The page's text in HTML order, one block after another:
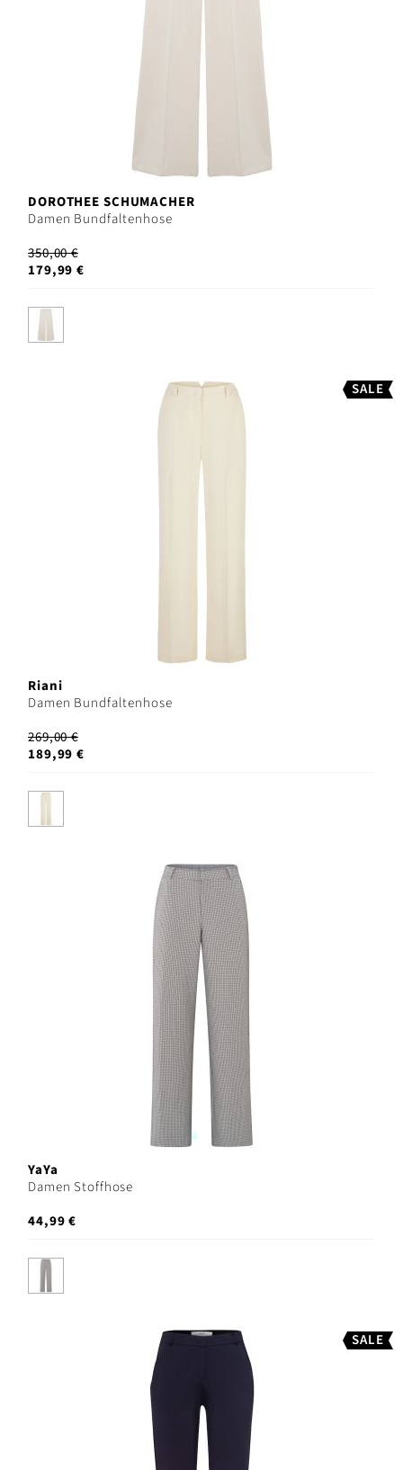
DOROTHEE SCHUMACHER
Damen Bundfaltenhose
350,00 €
179,99 €
SALE
Riani
Damen Bundfaltenhose
269,00 €
189,99 €
YaYa
Damen Stoffhose
44,99 €
SALE